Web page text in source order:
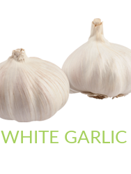
WHITE GARLIC